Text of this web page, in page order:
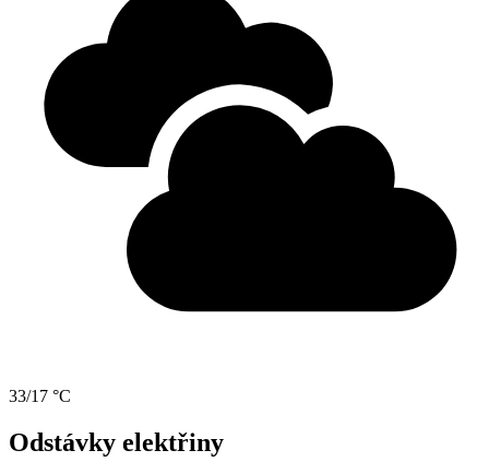
33/17 °C
Odstávky elektřiny